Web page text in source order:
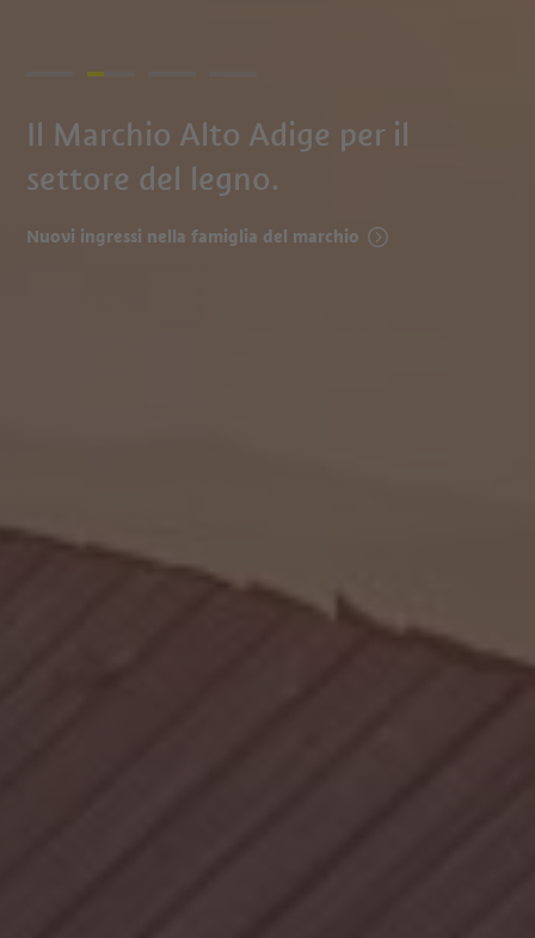
Il Marchio Alto Adige per il
settore del legno.
Nuovi ingressi nella famiglia del marchio